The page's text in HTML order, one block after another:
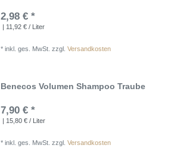
2,98 € *
| 11,92 € / Liter
*inkl. ges. MwSt. zzgl.Versandkosten
Benecos Volumen Shampoo Traube
7,90 € *
| 15,80 € / Liter
*inkl. ges. MwSt. zzgl.Versandkosten